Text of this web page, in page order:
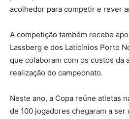
acolhedor para competir e rever
A competição também recebe
Lassberg e dos Laticínios Porto
que colaboram com os custos da
realização do campeonato.
Neste ano, a Copa reúne atletas
de 100 jogadores chegaram a ser